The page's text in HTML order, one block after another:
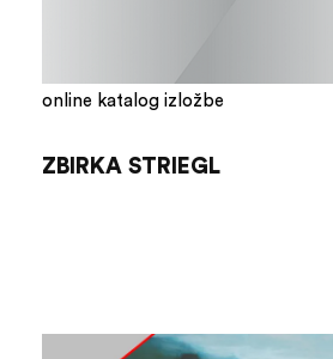
online katalog izložbe
ZBIRKA STRIEGL